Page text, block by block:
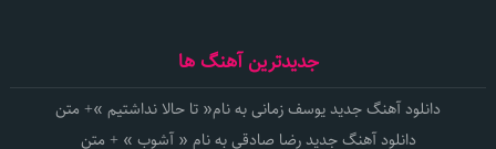
جدیدترین آهنگ ها
دانلود آهنگ جدید یوسف زمانی به نام« تا حالا نداشتیم »+ متن
دانلود آهنگ جدید رضا صادقی به نام « آشوب » + متن